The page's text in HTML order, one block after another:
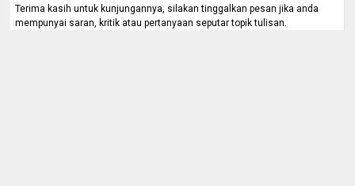
Terima kasih untuk kunjungannya, silakan tinggalkan pesan jika anda
mempunyai saran, kritik atau pertanyaan seputar topik tulisan.